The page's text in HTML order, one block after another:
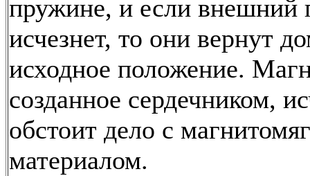
пружине, и если внешний
исчезнет, то они вернут
исходное положение.
созданное сердечником,
обстоит дело с
материалом.